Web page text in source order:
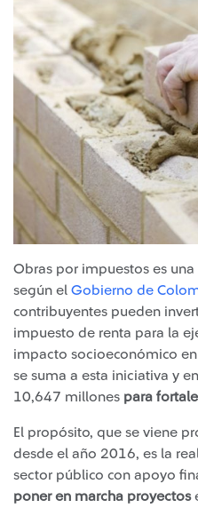
Obras por impuestos es
según el Gobierno de
contribuyentes pueden
impuesto de renta para la
impacto socioeconómico en
se suma a esta iniciativa y
10,647 millones para
El propósito, que se viene
desde el año 2016, es la
sector público con apoyo
poner en marcha proyectos